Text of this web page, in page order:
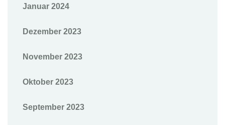
Januar 2024
Dezember 2023
November 2023
Oktober 2023
September 2023